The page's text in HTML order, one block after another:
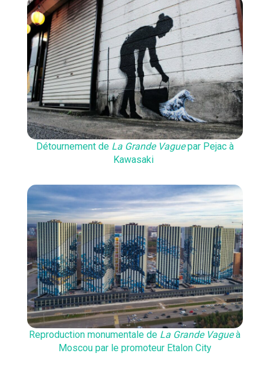
Détournement de La Grande Vaguepar Pejac à
Kawasaki
Reproduction monumentale de La Grande Vagueà
Moscou par le promoteur Etalon City